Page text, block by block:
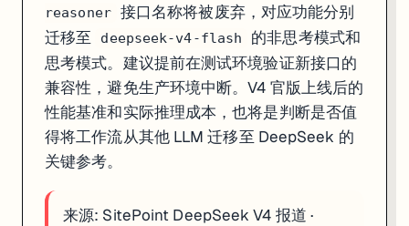
reasoner 接口名称将被废弃，对应功能分别
迁移至
deepseek-v4-flash
的非思考模式和
思考模式。建议提前在测试环境验证新接口的
兼容性，避免生产环境中断。V4 官版上线后的
性能基准和实际推理成本，也将是判断是否值
得将工作流从其他 LLM 迁移至 DeepSeek 的
关键参考。
来源: SitePoint DeepSeek V4 报道 ·